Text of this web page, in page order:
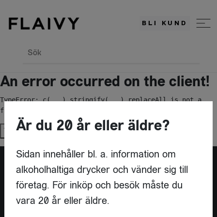
BLI KUND
Sök
An error occurred on the client!
TypeError: c(...).stringify(...).replaceAll is not a
function
Try again
Är du leverantör?
Är du 20 år eller äldre?
Sidan innehåller bl. a. information om
alkoholhaltiga drycker och vänder sig till
företag. För inköp och besök måste du
vara 20 år eller äldre.